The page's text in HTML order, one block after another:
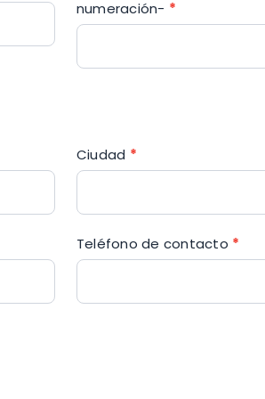
numeración- *
Ciudad *
Teléfono de contacto *